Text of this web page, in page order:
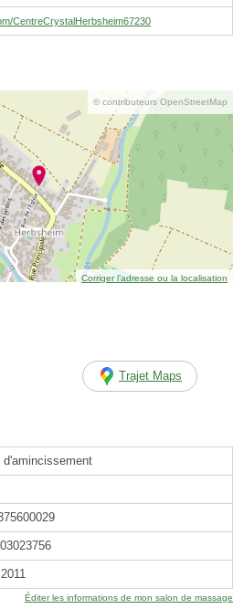
CentreCrystalHerbsheim67230
© contributeurs OpenStreetMap
Corriger l’adresse ou la localisation
Trajet Maps
d'amincissement
Éditer les informations de mon salon de massage